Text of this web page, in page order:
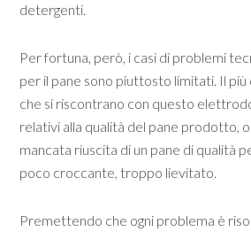
detergenti.
Per fortuna, però, i casi di problemi
per il pane sono piuttosto limitati. Il
che si riscontrano con questo
relativi alla qualità del pane prodotto,
mancata riuscita di un pane di qualità
poco croccante, troppo lievitato.
Premettendo che ogni problema è